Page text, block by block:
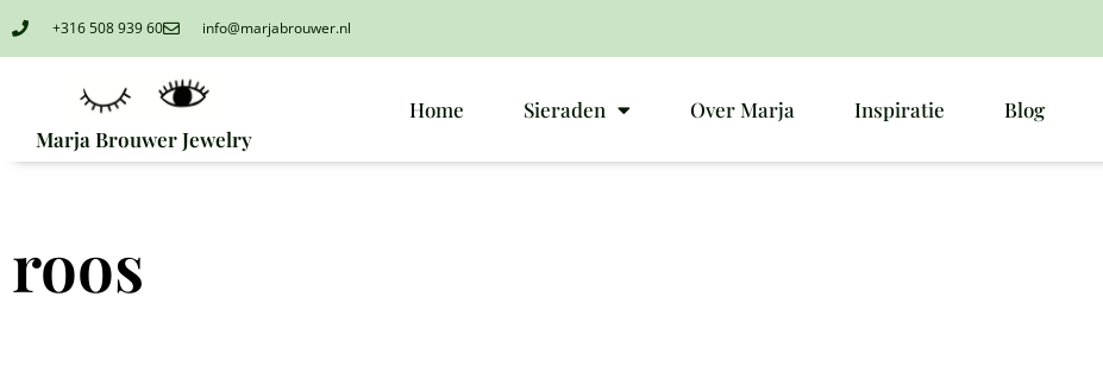
+316 508 939 60 info@marjabrouwer.nl
Marja Brouwer Jewelry
Home Sieraden Over Marja Inspiratie Blog
roos